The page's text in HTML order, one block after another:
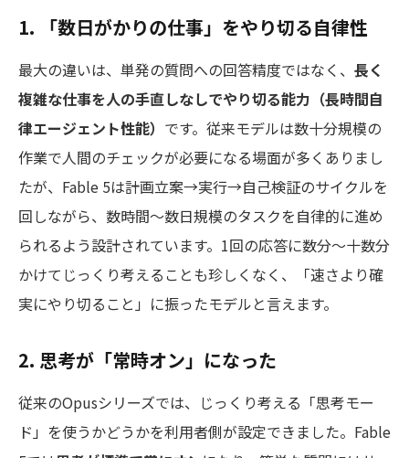
1. 「数日がかりの仕事」をやり切る自律性
最大の違いは、単発の質問への回答精度ではなく、 長く
複雑な仕事を人の手直しなしでやり切る能力（長時間自
律エージェント性能） です。従来モデルは数十分規模の
作業で人間のチェックが必要になる場面が多くありまし
たが、Fable 5は計画立案→実行→自己検証のサイクルを
回しながら、数時間〜数日規模のタスクを自律的に進め
られるよう設計されています。1回の応答に数分〜十数分
かけてじっくり考えることも珍しくなく、「速さより確
実にやり切ること」に振ったモデルと言えます。
2. 思考が「常時オン」になった
従来のOpusシリーズでは、じっくり考える「思考モー
ド」を使うかどうかを利用者側が設定できました。Fable